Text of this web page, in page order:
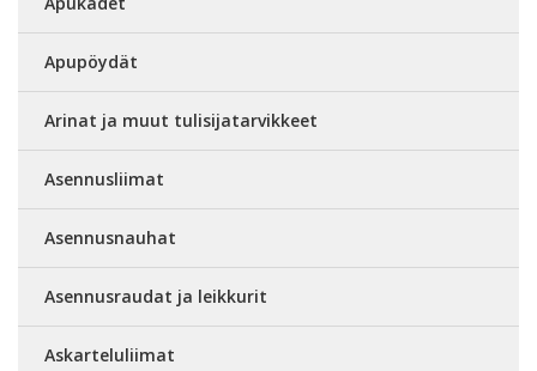
Apupöydät
Arinat ja muut tulisijatarvikkeet
Asennusliimat
Asennusnauhat
Asennusraudat ja leikkurit
Askarteluliimat